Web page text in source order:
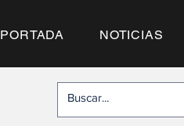
PORTADA NOTICIAS